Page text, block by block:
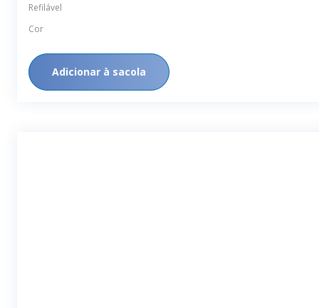
Refilável
Cor
Adicionar à sacola